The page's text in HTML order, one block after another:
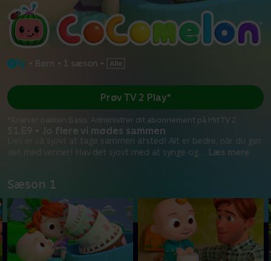
• Børn • 1 sæson •
S1:E9 • Jo flere vi mødes sammen
Det er så sjovt at tage sammen afsted! Alt er bedre, når du gør
det med venner! Hav det sjovt med at synge og... Læs mere
Prøv TV 2 Play*
*Kræver pakken Basis. Administrer dit abonnement på Mit TV 2.
Sæson 1